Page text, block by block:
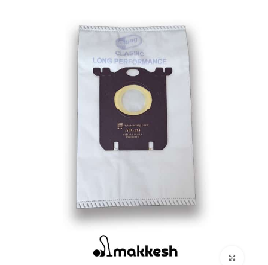
بزرگنمایی تصویر